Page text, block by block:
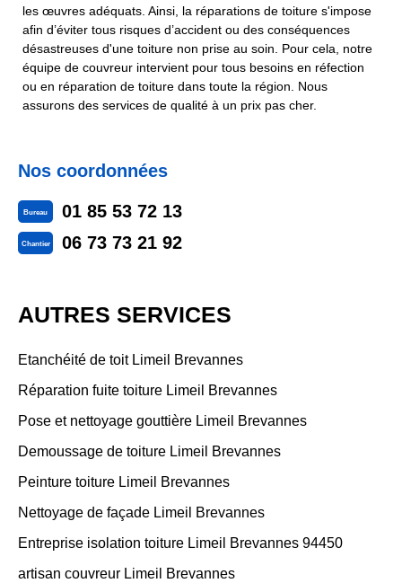
les œuvres adéquats. Ainsi, la réparations de toiture s'impose
afin d’éviter tous risques d’accident ou des conséquences
désastreuses d'une toiture non prise au soin. Pour cela, notre
équipe de couvreur intervient pour tous besoins en réfection
ou en réparation de toiture dans toute la région. Nous
assurons des services de qualité à un prix pas cher.
Nos coordonnées
Bureau 01 85 53 72 13
Chantier 06 73 73 21 92
AUTRES SERVICES
Etanchéité de toit Limeil Brevannes
Réparation fuite toiture Limeil Brevannes
Pose et nettoyage gouttière Limeil Brevannes
Demoussage de toiture Limeil Brevannes
Peinture toiture Limeil Brevannes
Nettoyage de façade Limeil Brevannes
Entreprise isolation toiture Limeil Brevannes 94450
artisan couvreur Limeil Brevannes